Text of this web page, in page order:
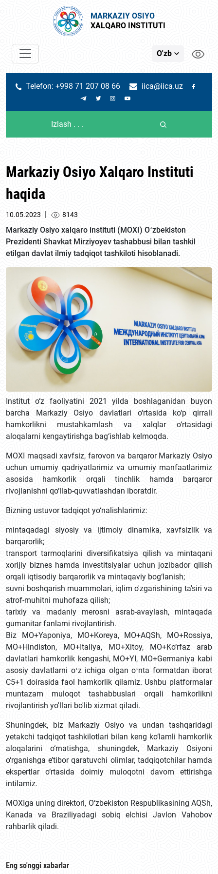
MARKAZIY OSIYO
XALQARO INSTITUTI
O'zb
Telefon: +998 71 207 08 66 iica@iica.uz
Markaziy Osiyo Xalqaro Instituti
haqida
10.05.2023 | 8143
Markaziy Osiyo xalqaro instituti (MOXI) Oʻzbekiston
Prezidenti Shavkat Mirziyoyev tashabbusi bilan tashkil
etilgan davlat ilmiy tadqiqot tashkiloti hisoblanadi.
Institut o‘z faoliyatini 2021 yilda boshlaganidan buyon
barcha Markaziy Osiyo davlatlari o‘rtasida ko‘p qirrali
hamkorlikni mustahkamlash va xalqlar o‘rtasidagi
aloqalarni kengaytirishga bag‘ishlab kelmoqda.
MOXI maqsadi xavfsiz, farovon va barqaror Markaziy Osiyo
uchun umumiy qadriyatlarimiz va umumiy manfaatlarimiz
asosida hamkorlik orqali tinchlik hamda barqaror
rivojlanishni qo‘llab-quvvatlashdan iboratdir.
Bizning ustuvor tadqiqot yo‘nalishlarimiz:
mintaqadagi siyosiy va ijtimoiy dinamika, xavfsizlik va
barqarorlik;
transport tarmoqlarini diversifikatsiya qilish va mintaqani
xorijiy biznes hamda investitsiyalar uchun jozibador qilish
orqali iqtisodiy barqarorlik va mintaqaviy bog‘lanish;
suvni boshqarish muammolari, iqlim o'zgarishining ta'siri va
atrof-muhitni muhofaza qilish;
tarixiy va madaniy merosni asrab-avaylash, mintaqada
gumanitar fanlarni rivojlantirish.
Biz MO+Yaponiya, MO+Koreya, MO+AQSh, MO+Rossiya,
MO+Hindiston, MO+Italiya, MO+Xitoy, MO+Ko‘rfaz arab
davlatlari hamkorlik kengashi, MO+YI, MO+Germaniya kabi
asosiy davlatlarni oʻz ichiga olgan oʻnta formatdan iborat
C5+1 doirasida faol hamkorlik qilamiz. Ushbu platformalar
muntazam muloqot tashabbuslari orqali hamkorlikni
rivojlantirish yo'llari bo'lib xizmat qiladi.
Shuningdek, biz Markaziy Osiyo va undan tashqaridagi
yetakchi tadqiqot tashkilotlari bilan keng ko‘lamli hamkorlik
aloqalarini o‘rnatishga, shuningdek, Markaziy Osiyoni
o‘rganishga e’tibor qaratuvchi olimlar, tadqiqotchilar hamda
ekspertlar o‘rtasida doimiy muloqotni davom ettirishga
intilamiz.
MOXIga uning direktori, O‘zbekiston Respublikasining AQSh,
Kanada va Braziliyadagi sobiq elchisi Javlon Vahobov
rahbarlik qiladi.
Eng so'nggi xabarlar